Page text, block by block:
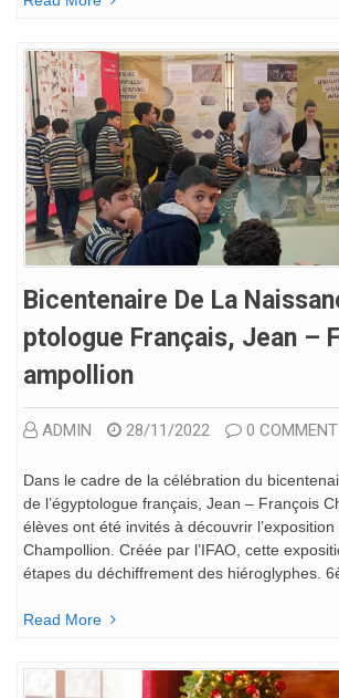
Bicentenaire De La
Ptologue Français, Jean –
Ampollion
ADMIN 28/11/2022 0 COMMENT
Dans le cadre de la célébration du
de l’égyptologue français, Jean – François
élèves ont été invités à découvrir l’exposition
Champollion. Créée par l’IFAO, cette
étapes du déchiffrement des hiéroglyphes.
Read More